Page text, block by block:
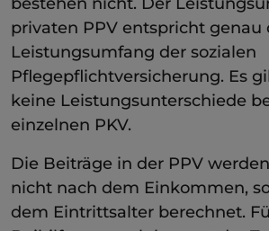
privaten PPV entspricht genau
Leistungsumfang der sozialen
Pflegepflichtversicherung. Es
keine Leistungsunterschiede
einzelnen PKV.
Die Beiträge in der PPV
nicht nach dem Einkommen,
dem Eintrittsalter berechnet.